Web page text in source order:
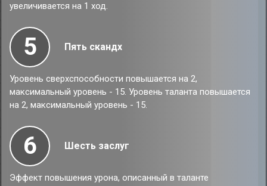
увеличивается на 1 ход.
5 Пять скандх
Уровень сверхспособности повышается на 2,
максимальный уровень - 15. Уровень таланта повышается
на 2, максимальный уровень - 15.
6 Шесть заслуг
Эффект повышения урона, описанный в таланте